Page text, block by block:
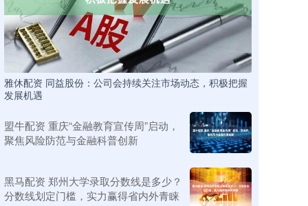
雅休配资 同益股份：公司会持续关注市场动态，积极把握
发展机遇
盟牛配资 重庆“金融教育宣传周”启动，
聚焦风险防范与金融科普创新
黑马配资 郑州大学录取分数线是多少？
分数线划定门槛，实力赢得省内外青睐